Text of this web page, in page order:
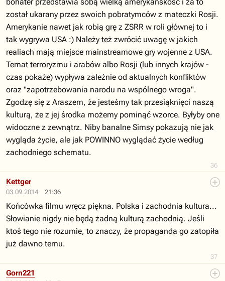
36
został ukarany przez swoich pobratymców z mateczki Rosji.
Amerykanie nawet jak robią grę z ZSRR w roli głównej to i
tak wygrywa USA :) Należy też zwrócić uwagę w jakich
realiach mają miejsce mainstreamowe gry wojenne z USA.
Temat terroryzmu i arabów albo Rosji (lub innych krajów -
czas pokaże) wypływa zależnie od aktualnych konfliktów
oraz "zapotrzebowania narodu na wspólnego wroga".
Zgodzę się z Araszem, że jesteśmy tak przesiąknięci naszą
kulturą, że z jej środka możemy pominąć wzorce. Byłyby one
widoczne z zewnątrz. Niby banalne Simsy pokazują nie jak
wygląda życie, ale jak POWINNO wyglądać życie według
zachodniego schematu.
03.09.2014 21:36
37
Kettger
Końcówka filmu wręcz piękna. Polska i zachodnia kultura...
Słowianie nigdy nie będą żadną kulturą zachodnią. Jeśli
ktoś tego nie rozumie, to znaczy, że propaganda go zatopiła
już dawno temu.
Gorn221